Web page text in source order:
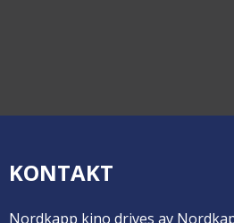
KONTAKT
Nordkapp kino drives av